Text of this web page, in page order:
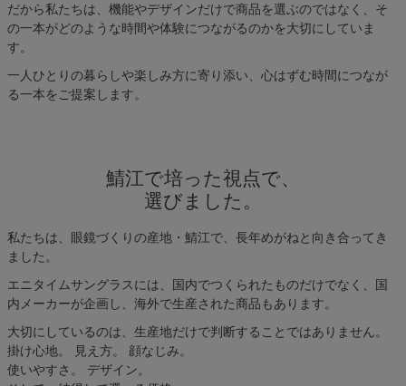
だから私たちは、機能やデザインだけで商品を選ぶのではなく、そ
の一本がどのような時間や体験につながるのかを大切にしていま
す。
一人ひとりの暮らしや楽しみ方に寄り添い、心はずむ時間につなが
る一本をご提案します。
鯖江で培った視点で、
選びました。
私たちは、眼鏡づくりの産地・鯖江で、長年めがねと向き合ってき
ました。
エニタイムサングラスには、国内でつくられたものだけでなく、国
内メーカーが企画し、海外で生産された商品もあります。
大切にしているのは、生産地だけで判断することではありません。
掛け心地。 見え方。 顔なじみ。
使いやすさ。 デザイン。